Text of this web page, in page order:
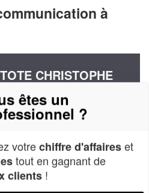
à
CHRISTOPHE
(SAS)
De La Gare
Cepoy
TRESOR
êtes un
?
votrechiffre d'affaireset
tout en gagnant de
clients !